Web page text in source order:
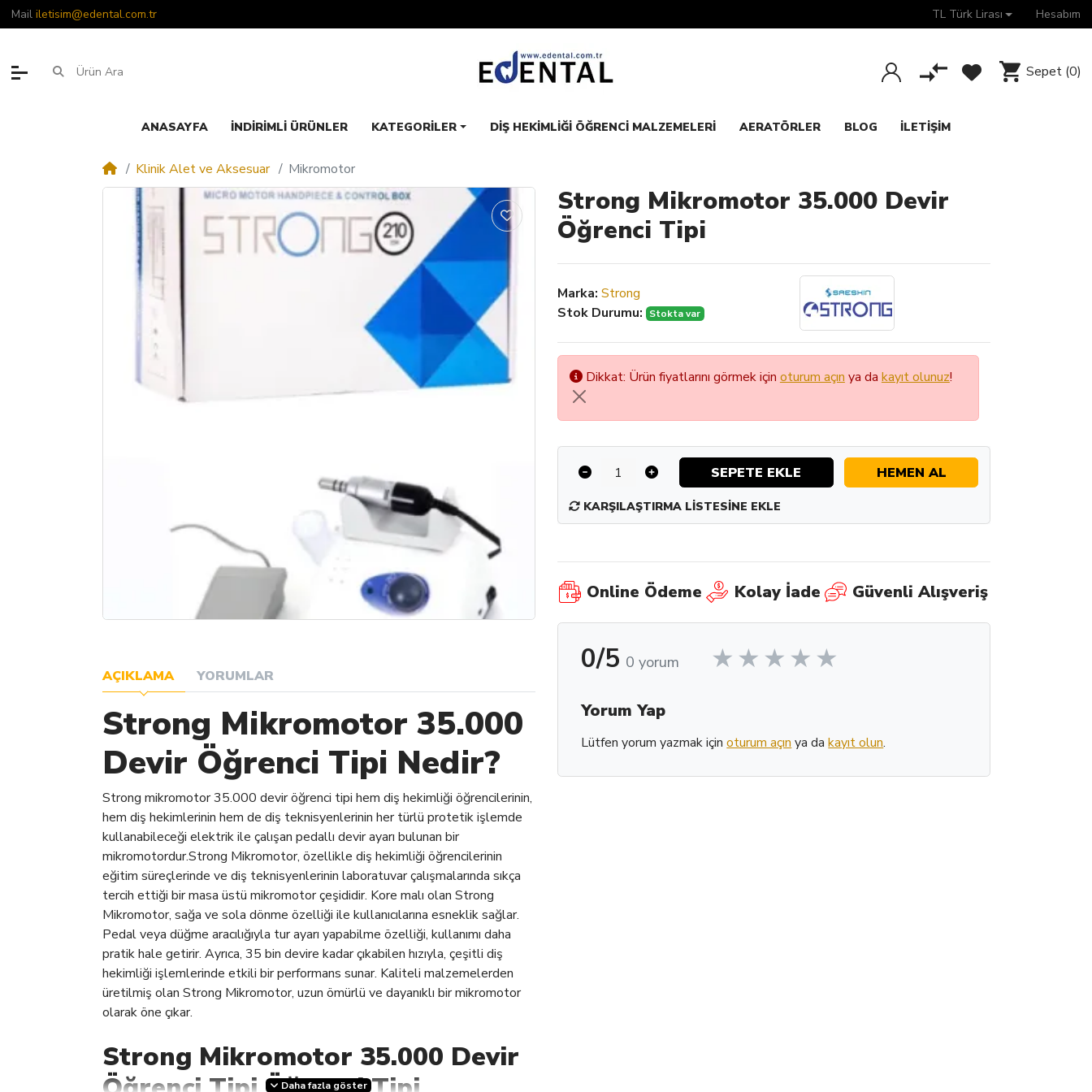
Mail iletisim@edental.com.tr TL Türk Lirası Hesabım
Sepet (0)
ANASAYFA İNDIRIMLI ÜRÜNLER KATEGORILER DIŞ HEKIMLIĞI ÖĞRENCI MALZEMELERI AERATÖRLER BLOG İLETIŞIM
Klinik Alet ve Aksesuar Mikromotor
AÇIKLAMA YORUMLAR
Strong Mikromotor 35.000
Devir Öğrenci Tipi Nedir?
Strong mikromotor 35.000 devir öğrenci tipi hem diş hekimliği öğrencilerinin,
hem diş hekimlerinin hem de diş teknisyenlerinin her türlü protetik işlemde
kullanabileceği elektrik ile çalışan pedallı devir ayarı bulunan bir
mikromotordur.Strong Mikromotor, özellikle diş hekimliği öğrencilerinin
eğitim süreçlerinde ve diş teknisyenlerinin laboratuvar çalışmalarında sıkça
tercih ettiği bir masa üstü mikromotor çeşididir. Kore malı olan Strong
Mikromotor, sağa ve sola dönme özelliği ile kullanıcılarına esneklik sağlar.
Pedal veya düğme aracılığıyla tur ayarı yapabilme özelliği, kullanımı daha
pratik hale getirir. Ayrıca, 35 bin devire kadar çıkabilen hızıyla, çeşitli diş
hekimliği işlemlerinde etkili bir performans sunar. Kaliteli malzemelerden
üretilmiş olan Strong Mikromotor, uzun ömürlü ve dayanıklı bir mikromotor
olarak öne çıkar.
Strong Mikromotor 35.000 Devir
Daha fazla göster
Strong Mikromotor 35.000 Devir
Öğrenci Tipi
Marka: Strong
Stok Durumu:
Stokta var
Dikkat: Ürün fiyatlarını görmek için oturum açın ya da kayıt olunuz!
SEPETE EKLE HEMEN AL
KARŞILAŞTIRMA LISTESINE EKLE
Online Ödeme Kolay İade Güvenli Alışveriş
0/5 0 yorum
Yorum Yap
Lütfen yorum yazmak içinoturum açın ya dakayıt olun.